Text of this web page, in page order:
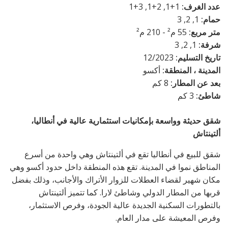
عدد الغرف: 1+1, 2+1, 3+1
حمام: 1, 2, 3
متر مربع: 55 م² - 210 م²
شرفة: 1, 2, 3
تاريخ التسليم:
المدينة ، المنطقة: أكسو
بعد عن المطار:
شاطئ:
شقق حديثة وواسعة بإمكانيات استثمارية عالية في أنطاليا،
ألتينتاش
شقق للبيع في أنطاليا تقع في ألتينتاش وهي واحدة من أسرع
المناطق نموا في المدينة. تقع هذه المنطقة داخل حدود أكسو وهي
مكان شهير لقضاء العطلات للزوار الأتراك والأجانب، وذلك بفضل
قربها من المطار الدولي وشاطئ لارا. كما تتميز ألتينتاش
بالتطورات السكنية الجديدة عالية الجودة، وفرص الاستثمار،
وفرص المعيشة على مدار العام.